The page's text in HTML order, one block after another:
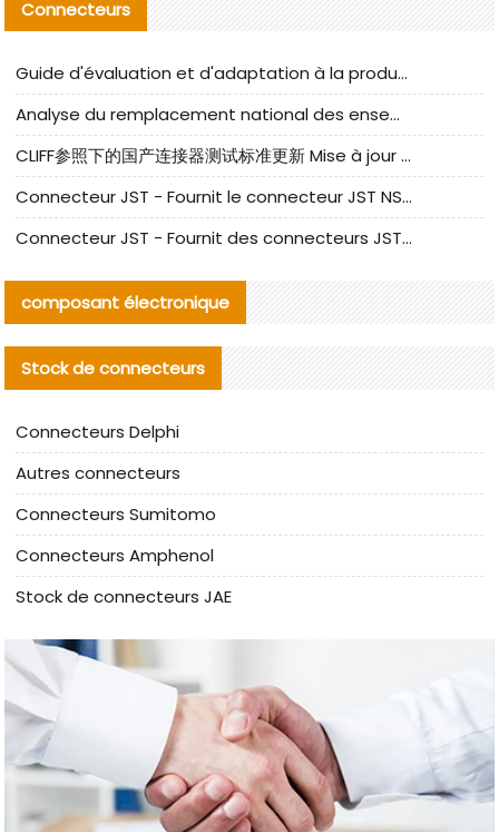
Connecteurs
Guide d'évaluation et d'adaptation à la production des composants de câbles nationaux CNC Tech
Analyse du remplacement national des ensembles de câbles à fréquence élevée I-PEX
CLIFF参照下的国产连接器测试标准更新 Mise à jour des normes de test des connecteurs nationaux sous la référence CLIFF
Connecteur JST - Fournit le connecteur JST NSHR-02V-S original | Équivalent
Connecteur JST - Fournit des connecteurs JST GHR-09V-S authentiques et des produits de remplacement|
composant électronique
Stock de connecteurs
Connecteurs Delphi
Autres connecteurs
Connecteurs Sumitomo
Connecteurs Amphenol
Stock de connecteurs JAE